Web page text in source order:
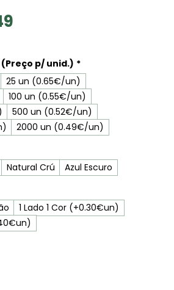
p/ unid.) *
25 un (0.65€/un)
100 un (0.55€/un)
500 un (0.52€/un)
2000 un (0.49€/un)
Natural Crú Azul Escuro
1 Lado 1 Cor (+0.30€un)